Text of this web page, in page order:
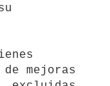
mejoras